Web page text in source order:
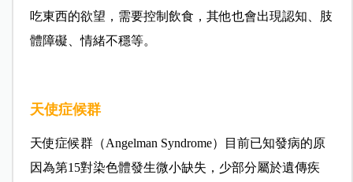
吃東西的欲望，需要控制飲食，其他也會出現認知、肢
體障礙、情緒不穩等。
天使症候群
天使症候群（Angelman Syndrome）目前已知發病的原
因為第15對染色體發生微小缺失，少部分屬於遺傳疾